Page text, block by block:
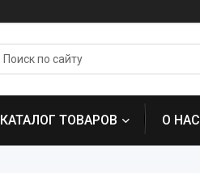
КАТАЛОГ ТОВАРОВ О НАС